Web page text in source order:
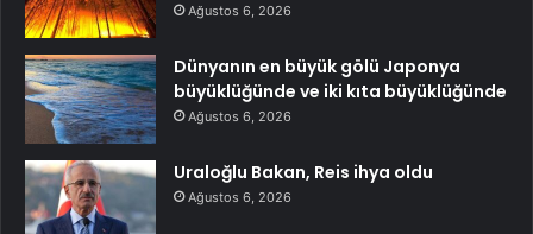
Ağustos 6, 2026
Dünyanın en büyük gölü Japonya
büyüklüğünde ve iki kıta büyüklüğünde
Ağustos 6, 2026
Uraloğlu Bakan, Reis ihya oldu
Ağustos 6, 2026